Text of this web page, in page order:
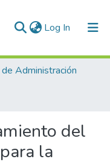
Log In (current)
Administración
del
la